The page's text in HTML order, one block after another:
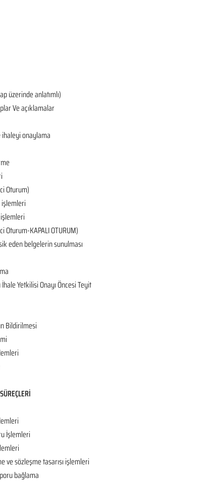
üzerinde anlatımlı)
Ve açıklamalar
onaylama
Oturum)
KAPALI OTURUM)
eden belgelerin sunulması
Yetkilisi Onayı Öncesi Teyit
Bildirilmesi
İşlemleri
sözleşme tasarısı işlemleri
bağlama